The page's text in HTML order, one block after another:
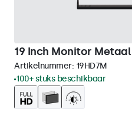
19 Inch Monitor Metaal
Artikelnummer: 19HD7M
100+ stuks beschikbaar